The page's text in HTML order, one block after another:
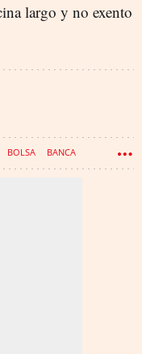
largo y no exento
BOLSA BANCA